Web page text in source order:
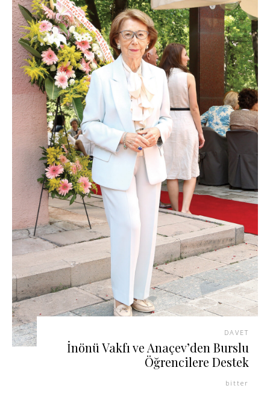
DAVET
İnönü Vakfı ve Anaçev’den Burslu
Öğrencilere Destek
bitter